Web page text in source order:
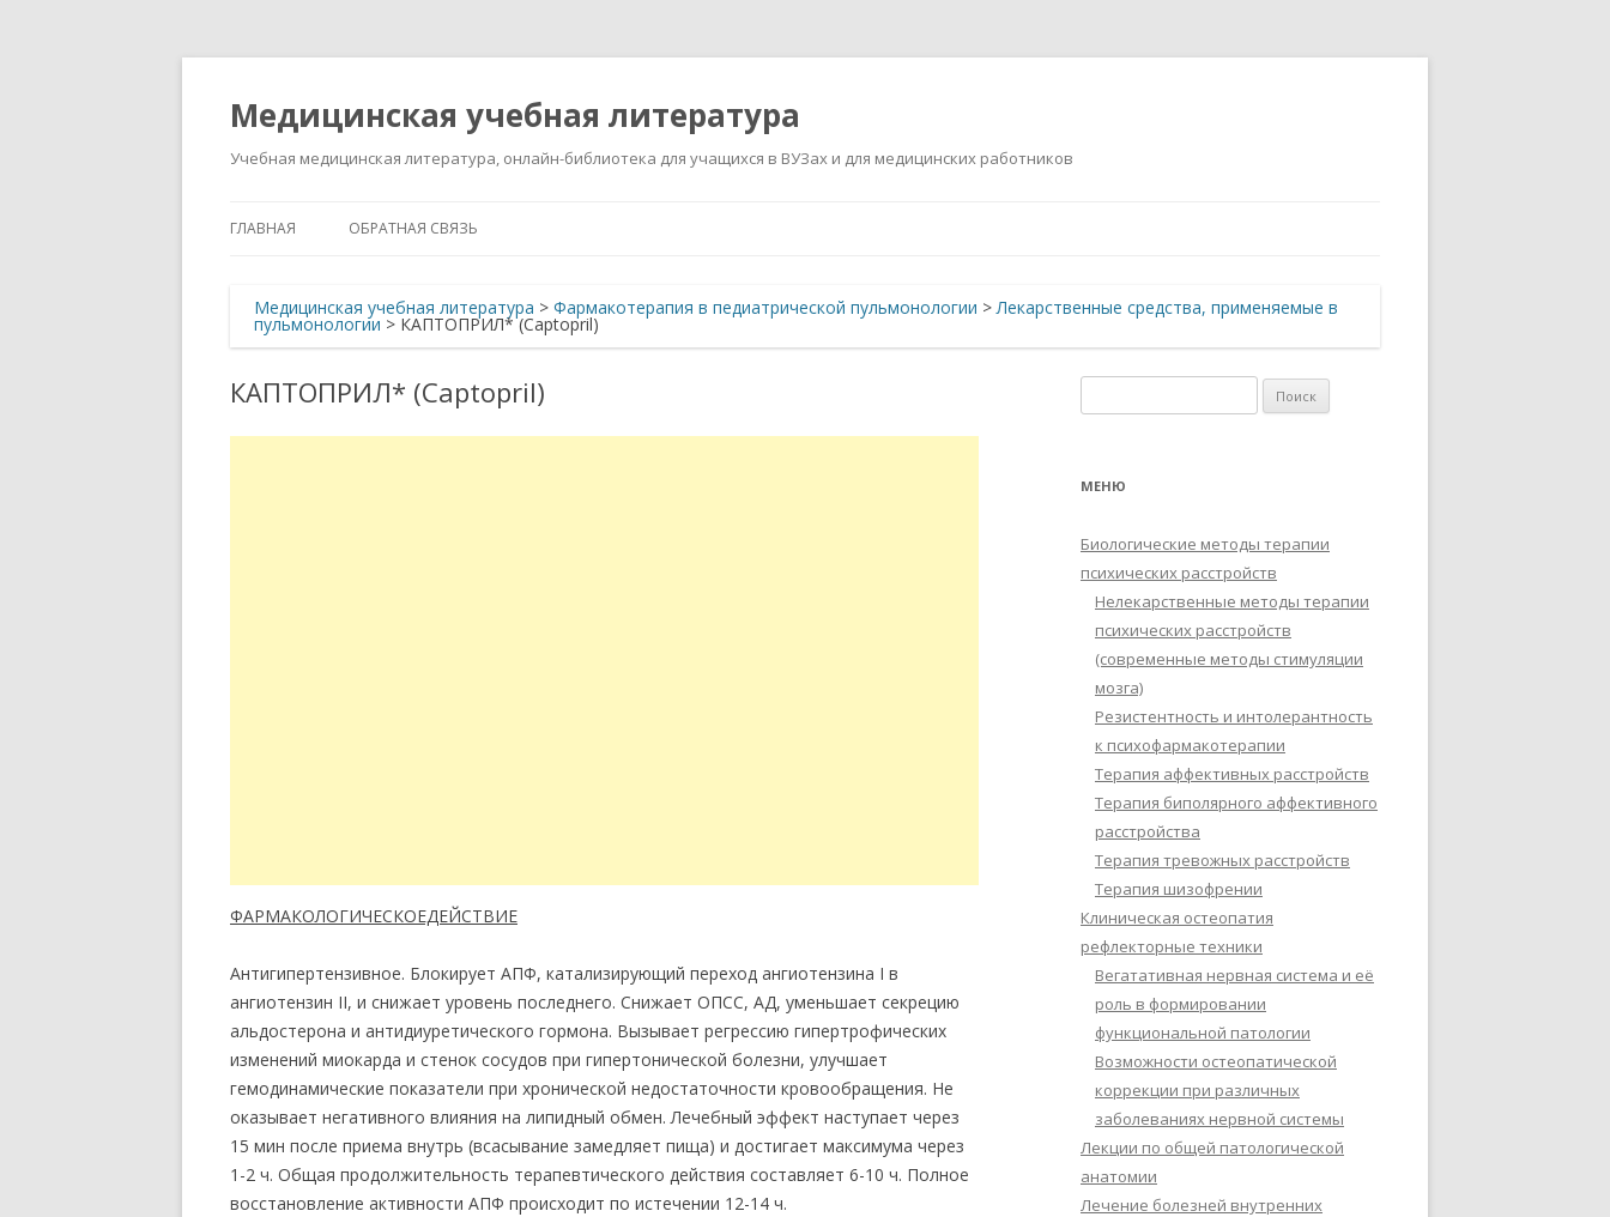
Медицинская учебная литература
Учебная медицинская литература, онлайн-библиотека для учащихся в ВУЗах и для медицинских работников
ГЛАВНАЯ ОБРАТНАЯ СВЯЗЬ
Медицинская учебная литература > Фармакотерапия в педиатрической пульмонологии >Лекарственные средства, применяемые в
пульмонологии > КАПТОПРИЛ* (Captopril)
КАПТОПРИЛ* (Captopril)
ФАРМАКОЛОГИЧЕСКОЕДЕЙСТВИЕ
Антигипертензивное. Блокирует АПФ, катализирующий переход ангиотензина I в
ангиотензин II, и снижает уровень последнего. Снижает ОПСС, АД, уменьшает секрецию
альдостерона и антидиуретического гормона. Вызывает регрессию гипертрофических
изменений миокарда и стенок сосудов при гипертонической болезни, улучшает
гемодинамические показатели при хронической недостаточности кровообращения. Не
оказывает негативного влияния на липидный обмен. Лечебный эффект наступает через
15 мин после приема внутрь (всасывание замедляет пища) и достигает максимума через
1-2 ч. Общая продолжительность терапевтического действия составляет 6-10 ч. Полное
восстановление активности АПФ происходит по истечении 12-14 ч.
МЕНЮ
Биологические методы терапии
психических расстройств
Нелекарственные методы терапии
психических расстройств
(современные методы стимуляции
мозга)
Резистентность и интолерантность
к психофармакотерапии
Терапия аффективных расстройств
Терапия биполярного аффективного
расстройства
Терапия тревожных расстройств
Терапия шизофрении
Клиническая остеопатия
рефлекторные техники
Вегатативная нервная система и её
роль в формировании
функциональной патологии
Возможности остеопатической
коррекции при различных
заболеваниях нервной системы
Лекции по общей патологической
анатомии
Лечение болезней внутренних